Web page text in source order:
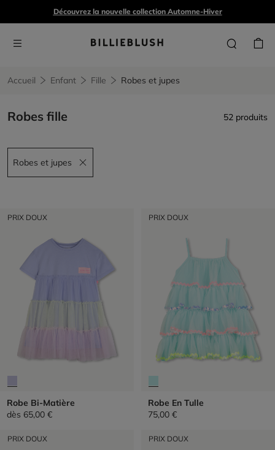
Découvrez la nouvelle collection Automne-Hiver
Accueil Enfant Fille Robes et jupes
Robes fille 52 produits
Robes et jupes
Remove filter Robes et jupes
PRIX DOUX
Robe Bi-Matière
dès 65,00 €
PRIX DOUX
Robe En Tulle
75,00 €
PRIX DOUX PRIX DOUX